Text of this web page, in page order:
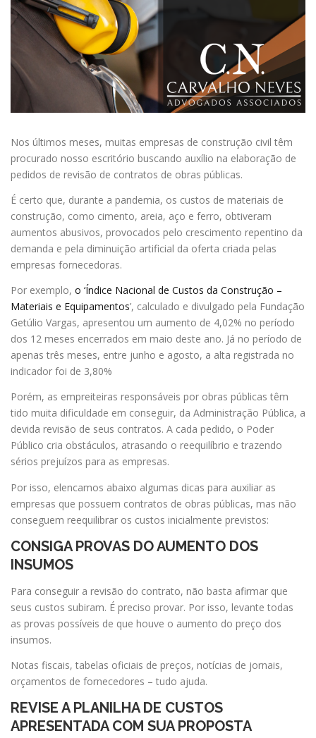
Nos últimos meses, muitas empresas de construção civil têm
procurado nosso escritório buscando auxílio na elaboração de
pedidos de revisão de contratos de obras públicas.
É certo que, durante a pandemia, os custos de materiais de
construção, como cimento, areia, aço e ferro, obtiveram
aumentos abusivos, provocados pelo crescimento repentino da
demanda e pela diminuição artificial da oferta criada pelas
empresas fornecedoras.
Por exemplo, o ‘Índice Nacional de Custos da Construção –
Materiais e Equipamentos’, calculado e divulgado pela Fundação
Getúlio Vargas, apresentou um aumento de 4,02% no período
dos 12 meses encerrados em maio deste ano. Já no período de
apenas três meses, entre junho e agosto, a alta registrada no
indicador foi de 3,80%
Porém, as empreiteiras responsáveis por obras públicas têm
tido muita dificuldade em conseguir, da Administração Pública, a
devida revisão de seus contratos. A cada pedido, o Poder
Público cria obstáculos, atrasando o reequilíbrio e trazendo
sérios prejuízos para as empresas.
Por isso, elencamos abaixo algumas dicas para auxiliar as
empresas que possuem contratos de obras públicas, mas não
conseguem reequilibrar os custos inicialmente previstos:
CONSIGA PROVAS DO AUMENTO DOS
INSUMOS
Para conseguir a revisão do contrato, não basta afirmar que
seus custos subiram. É preciso provar. Por isso, levante todas
as provas possíveis de que houve o aumento do preço dos
insumos.
Notas fiscais, tabelas oficiais de preços, notícias de jornais,
orçamentos de fornecedores – tudo ajuda.
REVISE A PLANILHA DE CUSTOS
APRESENTADA COM SUA PROPOSTA